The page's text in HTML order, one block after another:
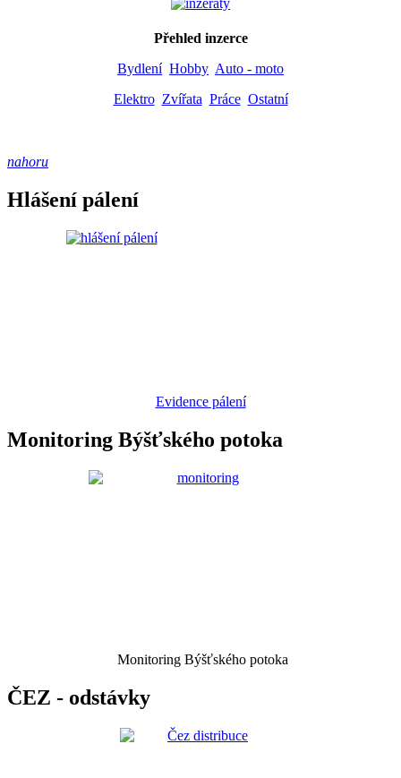
Přehled inzerce
Bydlení Hobby Auto - moto
Elektro Zvířata Práce Ostatní
nahoru
Hlášení pálení
Evidence pálení
Monitoring Býšťského potoka
Monitoring Býšťského potoka
ČEZ - odstávky